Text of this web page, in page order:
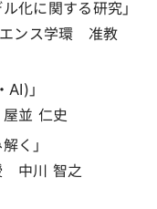
化に関する研究」
ンス学環 准教
AI)」
並 仁史
く」
中川 智之